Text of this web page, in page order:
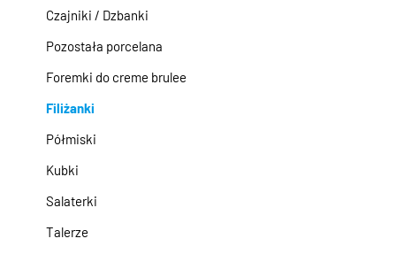
Czajniki / Dzbanki
Pozostała porcelana
Foremki do creme brulee
Filiżanki
Półmiski
Kubki
Salaterki
Talerze